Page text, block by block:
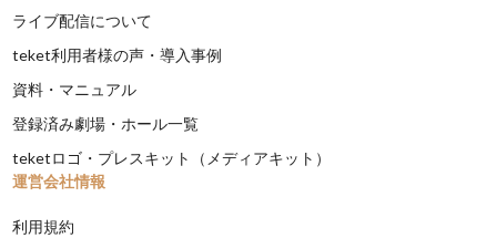
ライブ配信について
teket利用者様の声・導入事例
資料・マニュアル
登録済み劇場・ホール一覧
teketロゴ・プレスキット（メディアキット）
運営会社情報
利用規約